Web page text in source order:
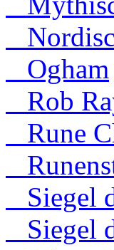
Ogham
Rob
Rune
Siegel
Siegel